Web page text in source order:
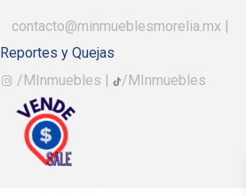
contacto@minmueblesmorelia.mx |
Reportes y Quejas
/MInmuebles | /MInmuebles